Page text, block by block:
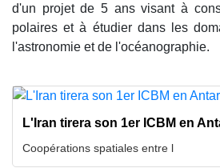
d'un projet de 5 ans visant à
polaires et à étudier dans les
l'astronomie et de l'océanographie.
L'Iran tirera son 1er ICBM en
Coopérations spatiales entre l